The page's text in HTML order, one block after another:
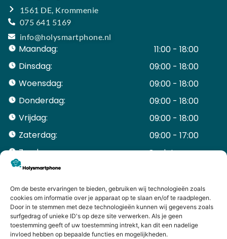
Om de beste ervaringen te bieden, gebruiken wij technologieën zoals
cookies om informatie over je apparaat op te slaan en/of te raadplegen.
Door in te stemmen met deze technologieën kunnen wij gegevens zoals
surfgedrag of unieke ID's op deze site verwerken. Als je geen
toestemming geeft of uw toestemming intrekt, kan dit een nadelige
invloed hebben op bepaalde functies en mogelijkheden.
1561 DE, Krommenie
075 641 5169
info@holysmartphone.nl
Maandag:
11:00 - 18:00
Dinsdag:
09:00 - 18:00
Woensdag:
09:00 - 18:00
Donderdag:
09:00 - 18:00
Vrijdag:
09:00 - 18:00
Zaterdag:
09:00 - 17:00
Zondag:
Gesloten ​ ​ ​ ​ ​ ​ ​
ACCOUNT
Bestellingen
Mijn winkelwagen
HANDIGE LINKS
Levering en retourneren